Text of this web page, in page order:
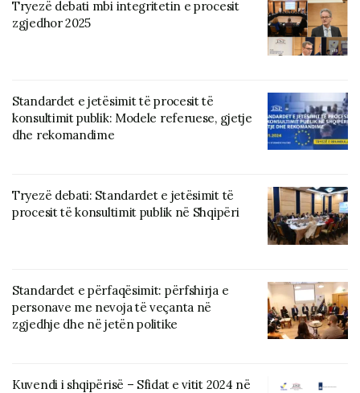
Tryezë debati mbi integritetin e procesit
zgjedhor 2025
Standardet e jetësimit të procesit të
konsultimit publik: Modele referuese, gjetje
dhe rekomandime
Tryezë debati: Standardet e jetësimit të
procesit të konsultimit publik në Shqipëri
Standardet e përfaqësimit: përfshirja e
personave me nevoja të veçanta në
zgjedhje dhe në jetën politike
Kuvendi i shqipërisë – Sfidat e vitit 2024 në